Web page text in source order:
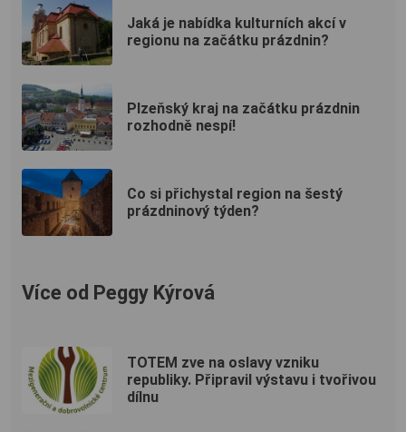
Jaká je nabídka kulturních akcí v
regionu na začátku prázdnin?
Plzeňský kraj na začátku prázdnin
rozhodně nespí!
Co si přichystal region na šestý
prázdninový týden?
Více od Peggy Kýrová
TOTEM zve na oslavy vzniku
republiky. Připravil výstavu i tvořivou
dílnu